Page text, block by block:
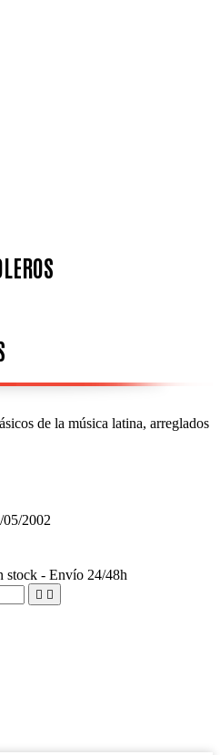
de la música latina, arreglados
05/2002
stock - Envío 24/48h
 